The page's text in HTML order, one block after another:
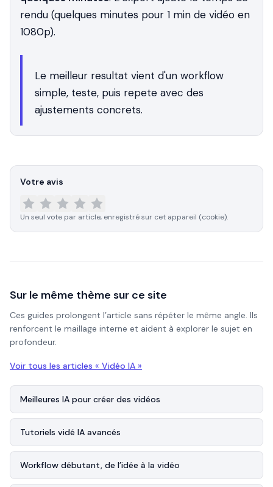
rendu (quelques minutes pour 1 min de vidéo en
1080p).
Le meilleur resultat vient d'un workflow
simple, teste, puis repete avec des
ajustements concrets.
Votre avis
Un seul vote par article, enregistré sur cet appareil (cookie).
Sur le même thème sur ce site
Ces guides prolongent l’article sans répéter le même angle. Ils
renforcent le maillage interne et aident à explorer le sujet en
profondeur.
Voir tous les articles « Vidéo IA »
Meilleures IA pour créer des vidéos
Tutoriels vidé IA avancés
Workflow débutant, de l’idée à la vidéo